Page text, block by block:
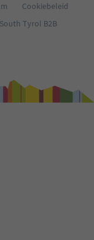
Cookiebeleid
South Tyrol B2B